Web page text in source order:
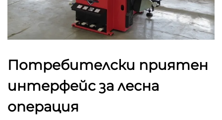
Потребителски приятен
интерфейс за лесна
операция